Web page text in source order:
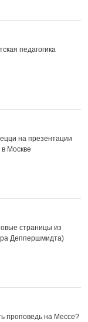
педагогика
на презентации
Москве
страницы из
Деппершмидта)
проповедь на Мессе?